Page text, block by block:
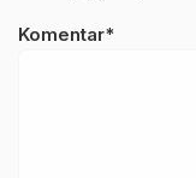
Komentar*